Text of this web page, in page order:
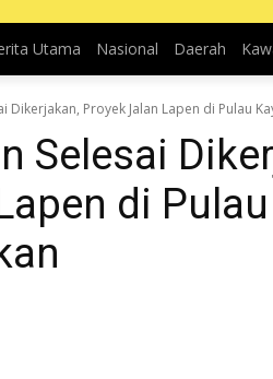
Utama Nasional Daerah
Dikerjakan, Proyek Jalan Lapen di Pulau
Selesai
di